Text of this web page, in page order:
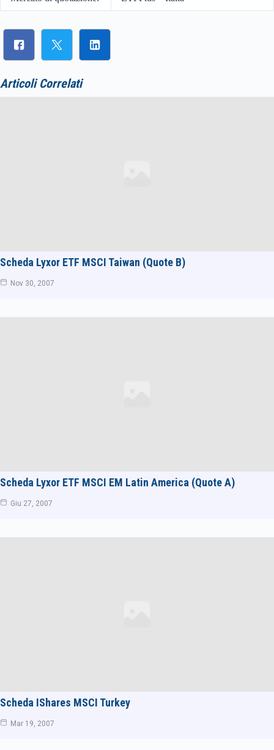
Articoli Correlati
Scheda Lyxor ETF MSCI Taiwan (Quote B)
Nov 30, 2007
Scheda Lyxor ETF MSCI EM Latin America (Quote A)
Giu 27, 2007
Scheda IShares MSCI Turkey
Mar 19, 2007